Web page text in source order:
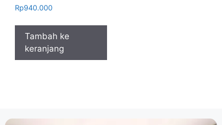
Rp940.000
Tambah ke
keranjang